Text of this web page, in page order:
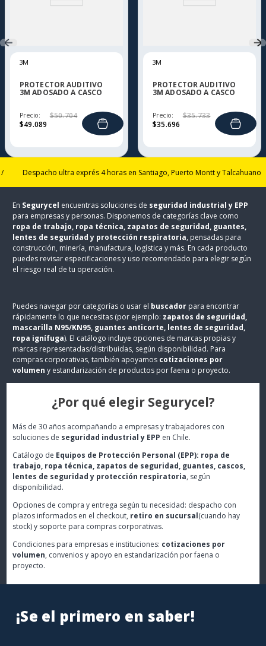
3M
PROTECTOR AUDITIVO
3M ADOSADO A CASCO
Precio:
$49.089
$50.704
3M
PROTECTOR AUDITIVO
3M ADOSADO A CASCO
Precio:
$35.696
$35.733
Despacho ultra exprés 4 horas en Santiago, Puerto Montt y Talcahuano /
En Segurycel encuentras soluciones de seguridad industrial y EPP
para empresas y personas. Disponemos de categorías clave como
ropa de trabajo, ropa técnica, zapatos de seguridad, guantes,
lentes de seguridad y protección respiratoria, pensadas para
construcción, minería, manufactura, logística y más. En cada producto
puedes revisar especificaciones y uso recomendado para elegir según
el riesgo real de tu operación.
Puedes navegar por categorías o usar el buscador para encontrar
rápidamente lo que necesitas (por ejemplo: zapatos de seguridad,
mascarilla N95/KN95, guantes anticorte, lentes de seguridad,
ropa ignífuga). El catálogo incluye opciones de marcas propias y
marcas representadas/distribuidas, según disponibilidad. Para
compras corporativas, también apoyamos cotizaciones por
volumen y estandarización de productos por faena o proyecto.
¿Por qué elegir Segurycel?
Más de 30 años acompañando a empresas y trabajadores con
soluciones de seguridad industrial y EPP en Chile.
Catálogo de Equipos de Protección Personal (EPP): ropa de
trabajo, ropa técnica, zapatos de seguridad, guantes, cascos,
lentes de seguridad y protección respiratoria, según
disponibilidad.
Opciones de compra y entrega según tu necesidad: despacho con
plazos informados en el checkout, retiro en sucursal(cuando hay
stock) y soporte para compras corporativas.
Condiciones para empresas e instituciones: cotizaciones por
volumen, convenios y apoyo en estandarización por faena o
proyecto.
¡Se el primero en saber!